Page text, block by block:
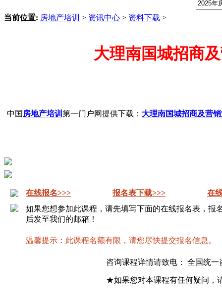
当前位置: 房地产培训 > 资讯中心 > 资料下载 >
大理南国城招商
中国房地产培训 第一门户网提供下载： 大理南国城招商及营
在线报名>>> 报名表下载>>>
在
如果您想参加此课程，请先填写下面的在线报名表，报
后发至我们的邮箱！
温馨提示：此课程名额有限，请您尽快提交报名信息。
咨询课程详情请致电： 全国统
★如果您对本课程有任何疑问，